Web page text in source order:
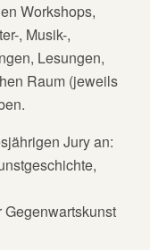
Workshops,
, Musik-,
Lesungen,
Raum (jeweils
Jury an:
Gegenwartskunst